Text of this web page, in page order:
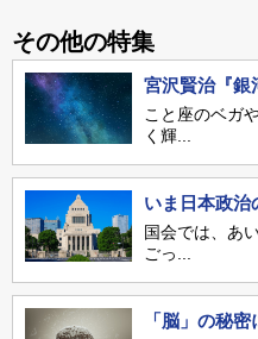
その他の特集
宮沢賢治『銀
こと座のベガ
く輝...
いま日本政治
国会では、あ
ごっ...
「脳」の秘密